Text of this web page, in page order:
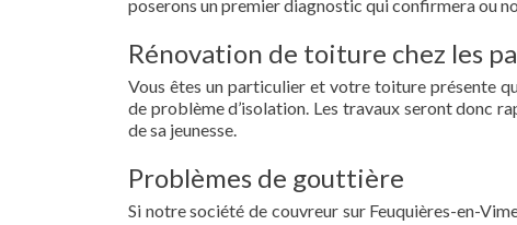
poserons un premier diagnostic qui confirmera ou
Rénovation de toiture chez les
Vous êtes un particulier et votre toiture présente
de problème d’isolation. Les travaux seront donc
de sa jeunesse.
Problèmes de gouttière
Si notre société de couvreur sur Feuquières-en-